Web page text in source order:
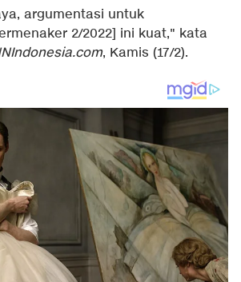
argumentasi untuk
2/2022] ini kuat," kata
, Kamis (17/2).